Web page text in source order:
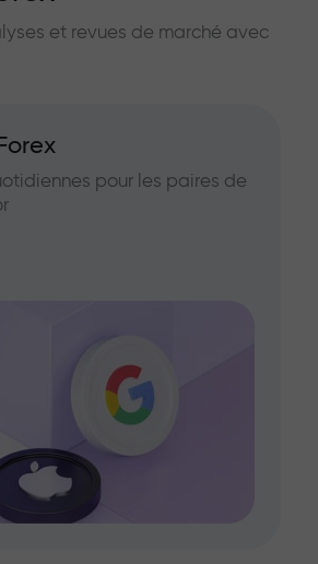
et revues de marché avec
pour les paires de